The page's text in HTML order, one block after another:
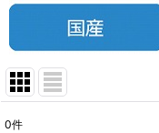
0件